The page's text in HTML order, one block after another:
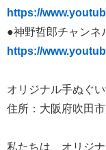
https://
●神野哲郎チャンネ
https://
オリジナル手ぬぐ
住所：大阪府吹田
私たちは、オリジ